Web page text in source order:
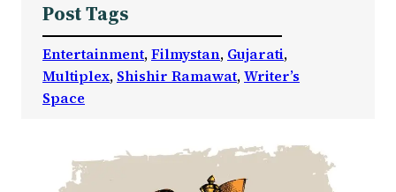
Post Tags
Entertainment, Filmystan, Gujarati
Multiplex, Shishir Ramawat, Writer’s
Space